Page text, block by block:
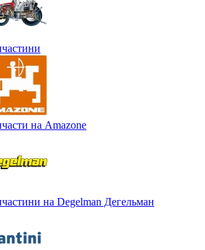
на Amazone
на Degelman Дегельман